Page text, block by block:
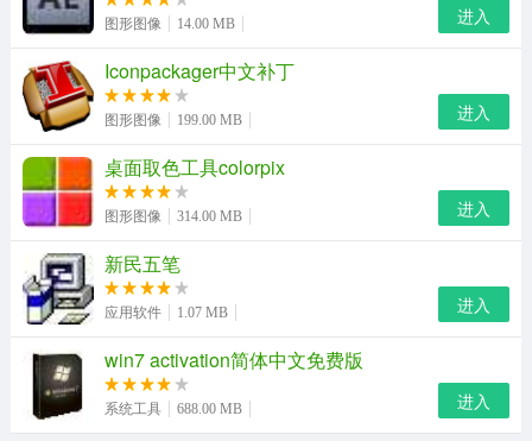
3、直播录制、画面截图、问题修复、房间收藏等专属功能
熊猫直播常驻明星：
明星主播、主播明星，随时与你互动
pdd：“猪的感恩”直播活动，输游戏送现金，与观众一起做
慈善，国服第一骚猪pdd的爱心+逗比直播
林俊杰：不会打dota的主播不是好金曲歌王，音乐、生
活、游戏、讲座，林俊杰直播五好男人的日常
舞，当之无愧的“直播天后”
魔兽后裔：英雄联盟国服第一狮子狗，每天“找一下对吗ad
图形图像 14.00 MB 进入
Iconpackager中文补丁
图形图像 199.00 MB 进入
桌面取色工具colorpix
图形图像 314.00 MB 进入
新民五笔
应用软件 1.07 MB 进入
win7 activation简体中文免费版
系统工具 688.00 MB 进入